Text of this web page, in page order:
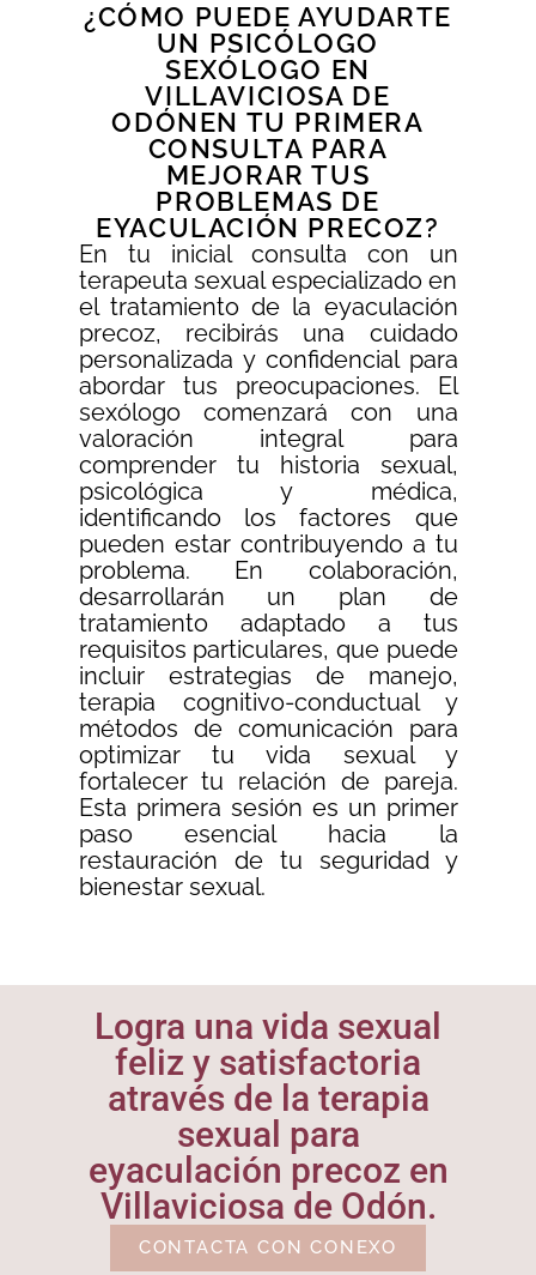
¿CÓMO PUEDE AYUDARTE
UN PSICÓLOGO
SEXÓLOGO EN
VILLAVICIOSA DE
ODÓNEN TU PRIMERA
CONSULTA PARA
MEJORAR TUS
PROBLEMAS DE
EYACULACIÓN PRECOZ?
En tu inicial consulta con un
terapeuta sexual especializado en
el tratamiento de la eyaculación
precoz, recibirás una cuidado
personalizada y confidencial para
abordar tus preocupaciones. El
sexólogo comenzará con una
valoración integral para
comprender tu historia sexual,
psicológica y médica,
identificando los factores que
pueden estar contribuyendo a tu
problema. En colaboración,
desarrollarán un plan de
tratamiento adaptado a tus
requisitos particulares, que puede
incluir estrategias de manejo,
terapia cognitivo-conductual y
métodos de comunicación para
optimizar tu vida sexual y
fortalecer tu relación de pareja.
Esta primera sesión es un primer
paso esencial hacia la
restauración de tu seguridad y
bienestar sexual.
Logra una vida sexual
feliz y satisfactoria
através de la terapia
sexual para
eyaculación precoz en
Villaviciosa de Odón.
CONTACTA CON CONEXO